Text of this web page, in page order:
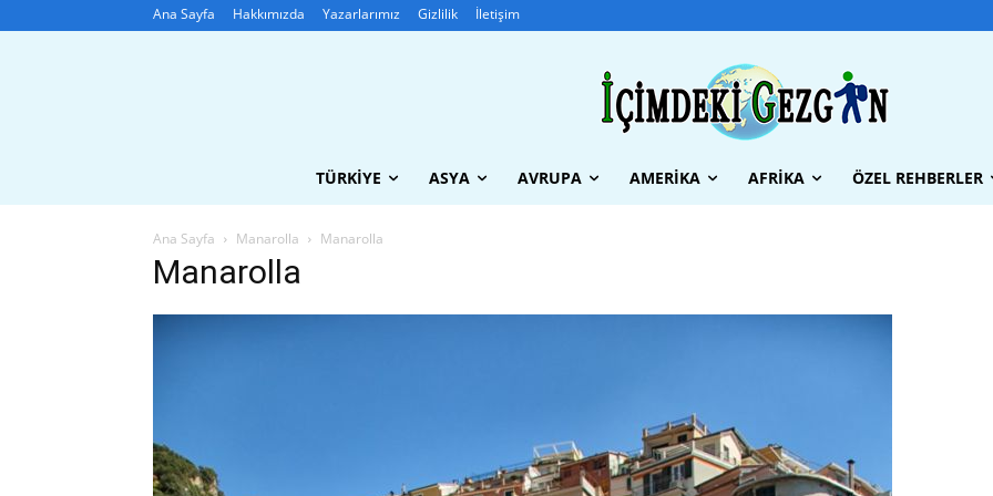
Ana Sayfa Hakkımızda Yazarlarımız Gizlilik İletişim
TÜRKIYE ASYA AVRUPA AMERIKA AFRIKA ÖZEL REHBERLER
Ana Sayfa Manarolla Manarolla
Manarolla